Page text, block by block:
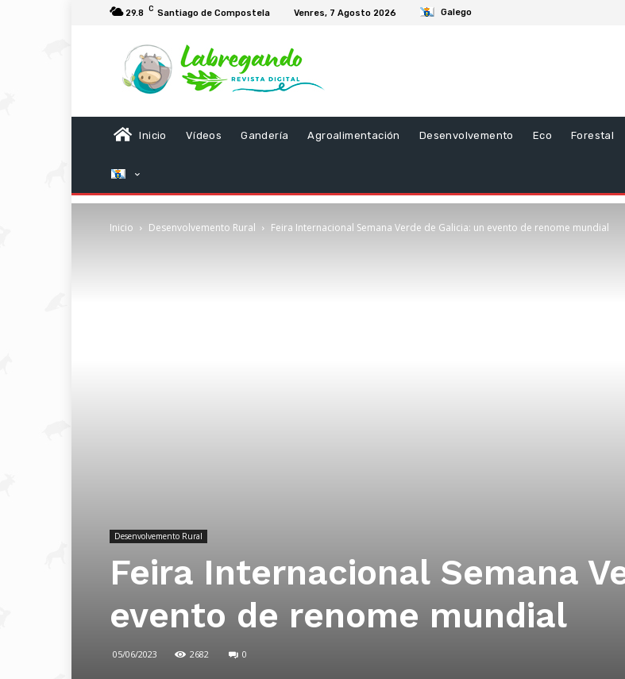
29.8 C Santiago de Compostela Venres, 7 Agosto 2026 Galego
Inicio Vídeos Gandería Agroalimentación Desenvolvemento Eco Forestal
Inicio Desenvolvemento Rural Feira Internacional Semana Verde de Galicia: un evento de renome mundial
Desenvolvemento Rural
Feira Internacional Semana
evento de renome mundial
05/06/2023 2682 0